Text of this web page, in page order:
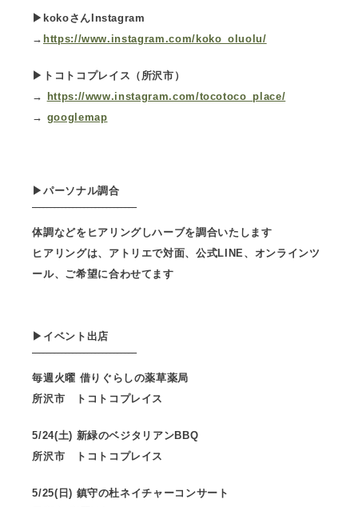
▶︎kokoさんInstagram
→ https://www.instagram.com/koko_oluolu/
▶︎トコトコプレイス（所沢市）
→
https://www.instagram.com/tocotoco_place/
→ googlemap
▶︎パーソナル調合
‾‾‾‾‾‾‾‾‾‾‾‾‾‾‾‾‾‾‾‾‾‾‾‾‾‾‾‾
体調などをヒアリングしハーブを調合いたします
ヒアリングは、アトリエで対面、公式LINE、オンラインツ
ール、ご希望に合わせてます
▶︎イベント出店
‾‾‾‾‾‾‾‾‾‾‾‾‾‾‾‾‾‾‾‾‾‾‾‾‾‾‾‾
毎週火曜 借りぐらしの薬草薬局
所沢市 トコトコプレイス
5/24(土) 新緑のベジタリアンBBQ
所沢市 トコトコプレイス
5/25(日) 鎮守の杜ネイチャーコンサート